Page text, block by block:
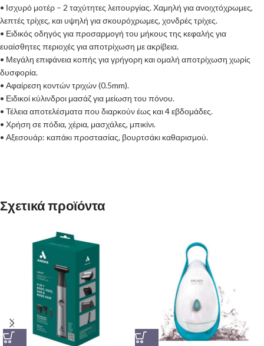
• Ισχυρό μοτέρ – 2 ταχύτητες λειτουργίας. Χαμηλή για ανοιχτόχρωμες,
λεπτές τρίχες, και υψηλή για σκουρόχρωμες, χονδρές τρίχες.
• Ειδικός οδηγός για προσαρμογή του μήκους της κεφαλής για
ευαίσθητες περιοχές για αποτρίχωση με ακρίβεια.
• Μεγάλη επιφάνεια κοπής για γρήγορη και ομαλή αποτρίχωση χωρίς
δυσφορία.
• Αφαίρεση κοντών τριχών (0.5mm).
• Ειδικοί κύλινδροι μασάζ για μείωση του πόνου.
• Τέλεια αποτελέσματα που διαρκούν έως και 4 εβδομάδες.
• Χρήση σε πόδια, χέρια, μασχάλες, μπικίνι.
• Αξεσουάρ: καπάκι προστασίας, βουρτσάκι καθαρισμού.
Σχετικά προϊόντα